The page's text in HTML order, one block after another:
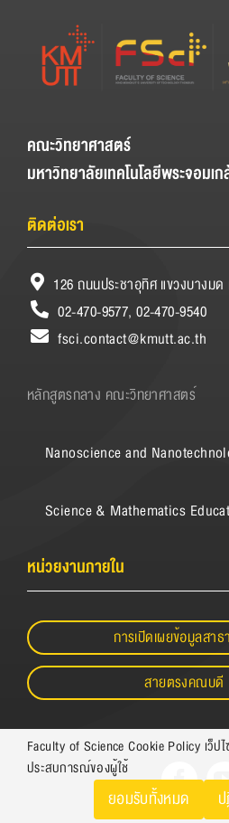
คณะวิทยาศาสตร์
มหาวิทยาลัยเทคโนโลยีพระจอมเ
ติดต่อเรา
126 ถนนประชาอุทิศ แขวงบางม
02-470-9577, 02-470-9540
fsci.contact@kmutt.ac.th
หลักสูตรกลาง คณะวิทยาศาสตร์
Nanoscience and
Science & Mathematics
หน่วยงานภายใน
การเปิดเผยข้อมูลสา
สายตรงคณบดี
Faculty of Science Cookie Policy เว็
ประสบการณ์ของผู้ใช้
ยอมรับทั้งหมด